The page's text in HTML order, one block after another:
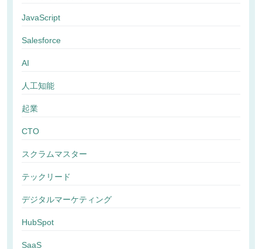
JavaScript
Salesforce
AI
人工知能
起業
CTO
スクラムマスター
テックリード
デジタルマーケティング
HubSpot
SaaS